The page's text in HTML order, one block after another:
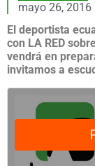
mayo 26, 2016
El deportista
con LA RED
vendrá en
invitamos a